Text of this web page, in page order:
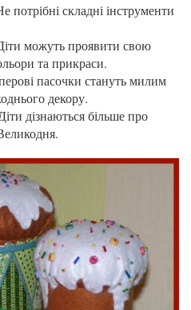
потрібні складні інструменти
можуть проявити свою
та прикраси.
пасочки стануть милим
декору.
дізнаються більше про